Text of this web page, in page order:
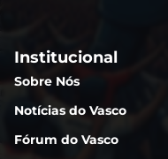
Institucional
Sobre Nós
Notícias do Vasco
Fórum do Vasco